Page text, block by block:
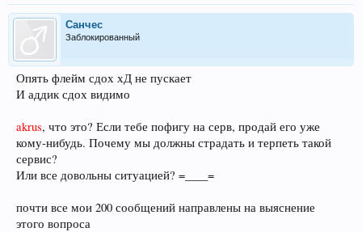
Санчес
Заблокированный
Опять флейм сдох хД не пускает
И аддик сдох видимо
akrus, что это? Если тебе пофигу на серв, продай его уже
кому-нибудь. Почему мы должны страдать и терпеть такой
сервис?
Или все довольны ситуацией? =____=
почти все мои 200 сообщений направлены на выяснение
этого вопроса